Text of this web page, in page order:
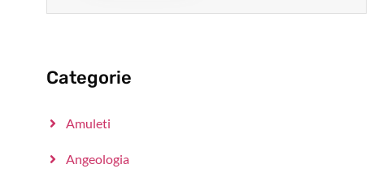
Categorie
Amuleti
Angeologia